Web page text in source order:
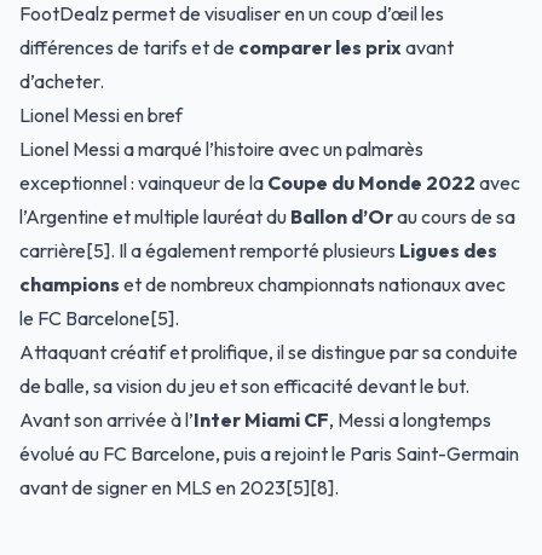
FootDealz permet de visualiser en un coup d’œil les
différences de tarifs et de comparer les prixavant
d’acheter.
Lionel Messi en bref
Lionel Messi a marqué l’histoire avec un palmarès
exceptionnel : vainqueur de la Coupe du Monde 2022 avec
l’Argentine et multiple lauréat du Ballon d’Orau cours de sa
carrière[5]. Il a également remporté plusieurs Ligues des
champions et de nombreux championnats nationaux avec
le FC Barcelone[5].
Attaquant créatif et prolifique, il se distingue par sa conduite
de balle, sa vision du jeu et son efficacité devant le but.
Avant son arrivée à l’Inter Miami CF, Messi a longtemps
évolué au FC Barcelone, puis a rejoint le Paris Saint-Germain
avant de signer en MLS en 2023[5][8].